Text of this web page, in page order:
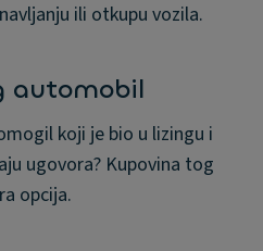
ili otkupu vozila.
automobil
koji je bio u lizingu i
ugovora? Kupovina tog
opcija.